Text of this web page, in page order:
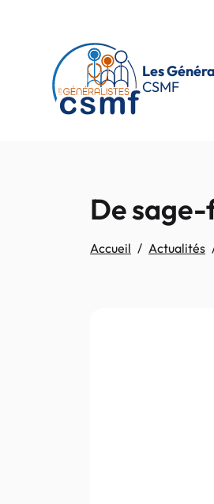
Les
CSMF
De sage-
Accueil Actualités